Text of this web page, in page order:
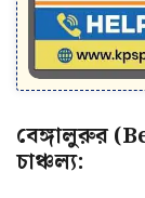
বেঙ্গালুরুর
চাঞ্চল্য: